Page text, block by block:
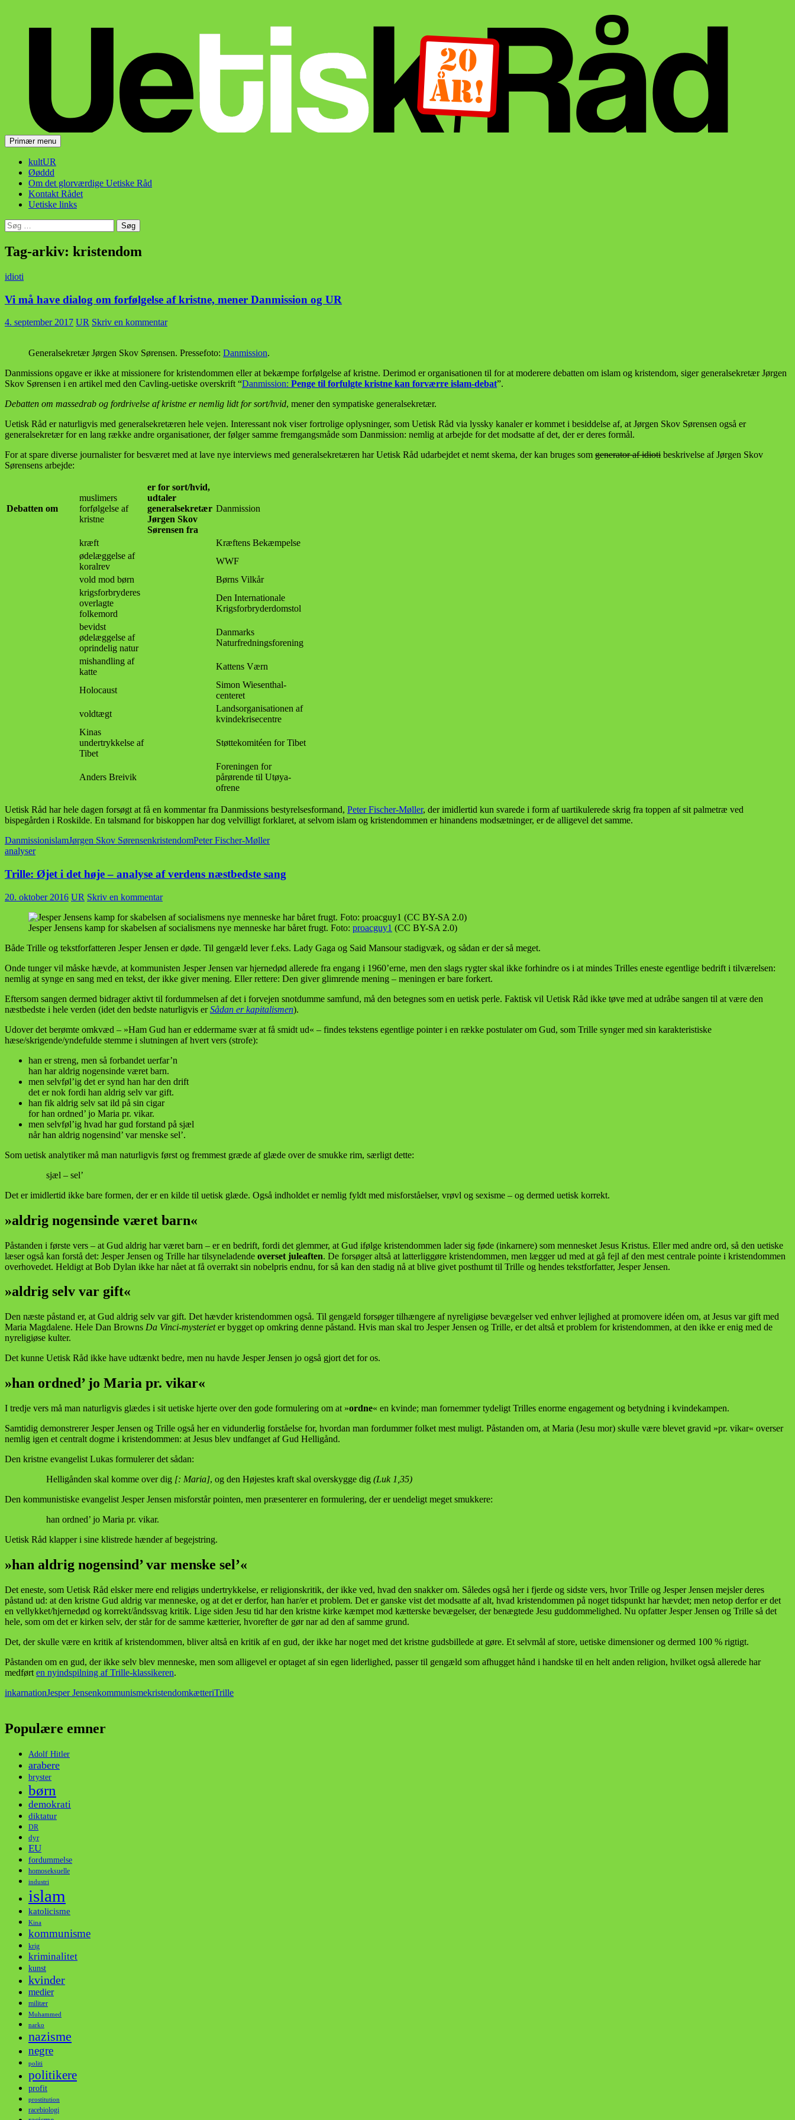
indhold
Uetisk Råd
SøgPrimær menu
kultUR
Øøddd
Om det glorværdige Uetiske Råd
Kontakt Rådet
Uetiske links
Søg
efter:
Tag-arkiv: kristendom
idioti
Vi må have dialog om forfølgelse af kristne, mener Danmission og UR
4. september 2017 UR Skriv en kommentar
Generalsekretær Jørgen Skov Sørensen. Pressefoto: Danmission.
Danmissions opgave er ikke at missionere for kristendommen eller at bekæmpe forfølgelse af kristne. Derimod er organisationen til for at moderere debatten om islam og kristendom, siger generalsekretær Jørgen
Skov Sørensen i en artikel med den Cavling-uetiske overskrift “Danmission: Penge til forfulgte kristne kan forværre islam-debat”.
Debatten om massedrab og fordrivelse af kristne er nemlig lidt for sort/hvid, mener den sympatiske generalsekretær.
Uetisk Råd er naturligvis med generalsekretæren hele vejen. Interessant nok viser fortrolige oplysninger, som Uetisk Råd via lyssky kanaler er kommet i besiddelse af, at Jørgen Skov Sørensen også er
generalsekretær for en lang række andre organisationer, der følger samme fremgangsmåde som Danmission: nemlig at arbejde for det modsatte af det, der er deres formål.
For at spare diverse journalister for besværet med at lave nye interviews med generalsekretæren har Uetisk Råd udarbejdet et nemt skema, der kan bruges som generator af idioti beskrivelse af Jørgen Skov
Sørensens arbejde:
Debatten om
muslimers
forfølgelse af
kristne
er for sort/hvid,
udtaler
generalsekretær
Jørgen Skov
Sørensen fra
Danmission
kræft
Kræftens Bekæmpelse
ødelæggelse af
koralrev
WWF
vold mod børn
Børns Vilkår
krigsforbryderes
overlagte
folkemord
Den Internationale
Krigsforbryderdomstol
bevidst
ødelæggelse af
oprindelig natur
Danmarks
Naturfredningsforening
mishandling af
katte
Kattens Værn
Holocaust
Simon Wiesenthal-
centeret
voldtægt
Landsorganisationen af
kvindekrisecentre
Kinas
undertrykkelse af
Tibet
Støttekomitéen for Tibet
Anders Breivik
Foreningen for
pårørende til Utøya-
ofrene
Uetisk Råd har hele dagen forsøgt at få en kommentar fra Danmissions bestyrelsesformand, Peter Fischer-Møller, der imidlertid kun svarede i form af uartikulerede skrig fra toppen af sit palmetræ ved
bispegården i Roskilde. En talsmand for biskoppen har dog velvilligt forklaret, at selvom islam og kristendommen er hinandens modsætninger, er de alligevel det samme.
DanmissionislamJørgen Skov SørensenkristendomPeter Fischer-Møller
analyser
Trille: Øjet i det høje – analyse af verdens næstbedste sang
20. oktober 2016 UR Skriv en kommentar
Jesper Jensens kamp for skabelsen af socialismens nye menneske har båret frugt. Foto: proacguy1 (CC BY-SA 2.0)
Både Trille og tekstforfatteren Jesper Jensen er døde. Til gengæld lever f.eks. Lady Gaga og Said Mansour stadigvæk, og sådan er der så meget.
Onde tunger vil måske hævde, at kommunisten Jesper Jensen var hjernedød allerede fra engang i 1960’erne, men den slags rygter skal ikke forhindre os i at mindes Trilles eneste egentlige bedrift i tilværelsen:
nemlig at synge en sang med en tekst, der ikke giver mening. Eller rettere: Den giver glimrende mening – meningen er bare forkert.
Eftersom sangen dermed bidrager aktivt til fordummelsen af det i forvejen snotdumme samfund, må den betegnes som en uetisk perle. Faktisk vil Uetisk Råd ikke tøve med at udråbe sangen til at være den
næstbedste i hele verden (idet den bedste naturligvis erSådan er kapitalismen).
Udover det berømte omkvæd – »Ham Gud han er eddermame svær at få smidt ud« – findes tekstens egentlige pointer i en række postulater om Gud, som Trille synger med sin karakteristiske
hæse/skrigende/yndefulde stemme i slutningen af hvert vers (strofe):
han er streng, men så forbandet uerfar’n
han har aldrig nogensinde været barn.
men selvføl’ig det er synd han har den drift
det er nok fordi han aldrig selv var gift.
han fik aldrig selv sat ild på sin cigar
for han ordned’ jo Maria pr. vikar.
men selvføl’ig hvad har gud forstand på sjæl
når han aldrig nogensind’ var menske sel’.
Som uetisk analytiker må man naturligvis først og fremmest græde af glæde over de smukke rim, særligt dette:
sjæl – sel’
Det er imidlertid ikke bare formen, der er en kilde til uetisk glæde. Også indholdet er nemlig fyldt med misforståelser, vrøvl og sexisme – og dermed uetisk korrekt.
»aldrig nogensinde været barn«
Påstanden i første vers – at Gud aldrig har været barn – er en bedrift, fordi det glemmer, at Gud ifølge kristendommen lader sig føde (inkarnere) som mennesket Jesus Kristus. Eller med andre ord, så den uetiske
læser også kan forstå det: Jesper Jensen og Trille har tilsyneladende overset juleaften. De forsøger altså at latterliggøre kristendommen, men lægger ud med at gå fejl af den mest centrale pointe i kristendommen
overhovedet. Heldigt at Bob Dylan ikke har nået at få overrakt sin nobelpris endnu, for så kan den stadig nå at blive givet posthumt til Trille og hendes tekstforfatter, Jesper Jensen.
»aldrig selv var gift«
Den næste påstand er, at Gud aldrig selv var gift. Det hævder kristendommen også. Til gengæld forsøger tilhængere af nyreligiøse bevægelser ved enhver lejlighed at promovere idéen om, at Jesus var gift med
Maria Magdalene. Hele Dan Browns Da Vinci-mysterieter bygget op omkring denne påstand. Hvis man skal tro Jesper Jensen og Trille, er det altså et problem for kristendommen, at den ikke er enig med de
nyreligiøse kulter.
Det kunne Uetisk Råd ikke have udtænkt bedre, men nu havde Jesper Jensen jo også gjort det for os.
»han ordned’ jo Maria pr. vikar«
I tredje vers må man naturligvis glædes i sit uetiske hjerte over den gode formulering om at »ordne« en kvinde; man fornemmer tydeligt Trilles enorme engagement og betydning i kvindekampen.
Samtidig demonstrerer Jesper Jensen og Trille også her en vidunderlig forståelse for, hvordan man fordummer folket mest muligt. Påstanden om, at Maria (Jesu mor) skulle være blevet gravid »pr. vikar« overser
nemlig igen et centralt dogme i kristendommen: at Jesus blev undfanget af Gud Helligånd.
Den kristne evangelist Lukas formulerer det sådan:
Helligånden skal komme over dig [: Maria], og den Højestes kraft skal overskygge dig (Luk 1,35)
Den kommunistiske evangelist Jesper Jensen misforstår pointen, men præsenterer en formulering, der er uendeligt meget smukkere:
han ordned’ jo Maria pr. vikar.
Uetisk Råd klapper i sine klistrede hænder af begejstring.
»han aldrig nogensind’ var menske sel’«
Det eneste, som Uetisk Råd elsker mere end religiøs undertrykkelse, er religionskritik, der ikke ved, hvad den snakker om. Således også her i fjerde og sidste vers, hvor Trille og Jesper Jensen mejsler deres
påstand ud: at den kristne Gud aldrig var menneske, og at det er derfor, han har/er et problem. Det er ganske vist det modsatte af alt, hvad kristendommen på noget tidspunkt har hævdet; men netop derfor er det
en vellykket/hjernedød og korrekt/åndssvag kritik. Lige siden Jesu tid har den kristne kirke kæmpet mod kætterske bevægelser, der benægtede Jesu guddommelighed. Nu opfatter Jesper Jensen og Trille så det
hele, som om det er kirken selv, der står for de samme kætterier, hvorefter de gør nar ad den af samme grund.
Det, der skulle være en kritik af kristendommen, bliver altså en kritik af en gud, der ikke har noget med det kristne gudsbillede at gøre. Et selvmål af store, uetiske dimensioner og dermed 100 % rigtigt.
Påstanden om en gud, der ikke selv blev menneske, men som alligevel er optaget af sin egen liderlighed, passer til gengæld som afhugget hånd i handske til en helt anden religion, hvilket også allerede har
medført en nyindspilning af Trille-klassikeren.
inkarnationJesper JensenkommunismekristendomkætteriTrille
Populære emner
Adolf Hitler
arabere
bryster
børn
demokrati
diktatur
DR
dyr
EU
fordummelse
homoseksuelle
industri
islam
katolicisme
Kina
kommunisme
krig
kriminalitet
kunst
kvinder
medier
militær
Muhammed
narko
nazisme
negre
politi
politikere
profit
prostitution
racebiologi